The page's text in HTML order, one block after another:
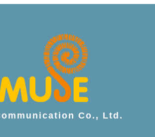
Co., Ltd.